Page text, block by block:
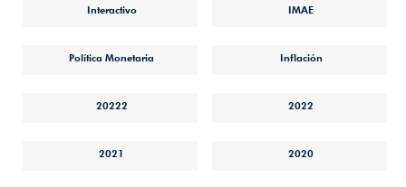
Interactivo IMAE
Política Monetaria Inflación
20222 2022
2021 2020